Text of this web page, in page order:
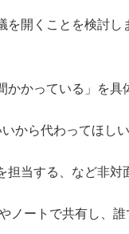
開くことを検討
かかっている」を具
から代わってほし
担当する、など非
ノートで共有し、